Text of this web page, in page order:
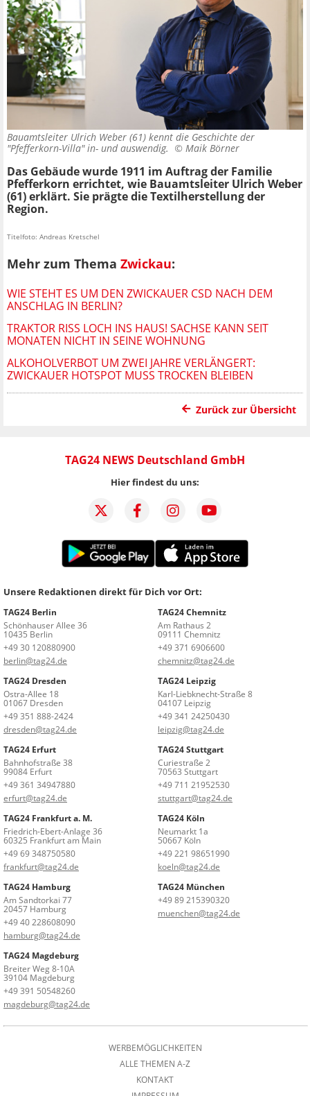
Bauamtsleiter Ulrich Weber (61) kennt die Geschichte der
"Pfefferkorn-Villa" in- und auswendig. © Maik Börner
Das Gebäude wurde 1911 im Auftrag der Familie
Pfefferkorn errichtet, wie Bauamtsleiter Ulrich Weber
(61) erklärt. Sie prägte die Textilherstellung der
Region.
Titelfoto: Andreas Kretschel
Mehr zum Thema Zwickau:
WIE STEHT ES UM DEN ZWICKAUER CSD NACH DEM
ANSCHLAG IN BERLIN?
TRAKTOR RISS LOCH INS HAUS! SACHSE KANN SEIT
MONATEN NICHT IN SEINE WOHNUNG
ALKOHOLVERBOT UM ZWEI JAHRE VERLÄNGERT:
ZWICKAUER HOTSPOT MUSS TROCKEN BLEIBEN
Zurück zur Übersicht
TAG24 NEWS Deutschland GmbH
Hier findest du uns:
Unsere Redaktionen direkt für Dich vor Ort:
TAG24 Berlin
Schönhauser Allee 36
10435 Berlin
+49 30 120880900
berlin@tag24.de
TAG24 Chemnitz
Am Rathaus 2
09111 Chemnitz
+49 371 6906600
chemnitz@tag24.de
TAG24 Dresden
Ostra-Allee 18
01067 Dresden
+49 351 888-2424
dresden@tag24.de
TAG24 Leipzig
Karl-Liebknecht-Straße 8
04107 Leipzig
+49 341 24250430
leipzig@tag24.de
TAG24 Erfurt
Bahnhofstraße 38
99084 Erfurt
+49 361 34947880
erfurt@tag24.de
TAG24 Stuttgart
Curiestraße 2
70563 Stuttgart
+49 711 21952530
stuttgart@tag24.de
TAG24 Frankfurt a. M.
Friedrich-Ebert-Anlage 36
60325 Frankfurt am Main
+49 69 348750580
frankfurt@tag24.de
TAG24 Köln
Neumarkt 1a
50667 Köln
+49 221 98651990
koeln@tag24.de
TAG24 Hamburg
Am Sandtorkai 77
20457 Hamburg
+49 40 228608090
hamburg@tag24.de
TAG24 München
+49 89 215390320
muenchen@tag24.de
TAG24 Magdeburg
Breiter Weg 8-10A
39104 Magdeburg
+49 391 50548260
magdeburg@tag24.de
WERBEMÖGLICHKEITEN
ALLE THEMEN A-Z
KONTAKT